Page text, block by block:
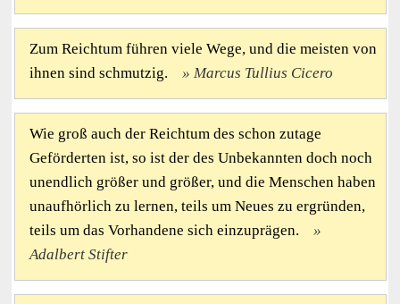
Zum Reichtum führen viele Wege, und die meisten von
ihnen sind schmutzig.
Marcus Tullius Cicero
Wie groß auch der Reichtum des schon zutage
Geförderten ist, so ist der des Unbekannten doch noch
unendlich größer und größer, und die Menschen haben
unaufhörlich zu lernen, teils um Neues zu ergründen,
teils um das Vorhandene sich einzuprägen.
Adalbert Stifter